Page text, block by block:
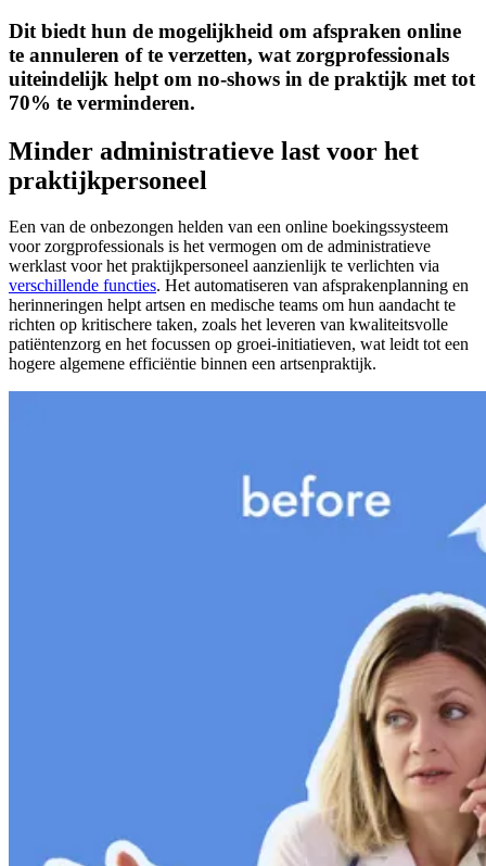
Dit biedt hun de mogelijkheid om afspraken online
te annuleren of te verzetten, wat zorgprofessionals
uiteindelijk helpt om no-shows in de praktijk met tot
70% te verminderen.
Minder administratieve last voor het
praktijkpersoneel
Een van de onbezongen helden van een online boekingssysteem
voor zorgprofessionals is het vermogen om de administratieve
werklast voor het praktijkpersoneel aanzienlijk te verlichten via
verschillende functies. Het automatiseren van afsprakenplanning en
herinneringen helpt artsen en medische teams om hun aandacht te
richten op kritischere taken, zoals het leveren van kwaliteitsvolle
patiëntenzorg en het focussen op groei-initiatieven, wat leidt tot een
hogere algemene efficiëntie binnen een artsenpraktijk.